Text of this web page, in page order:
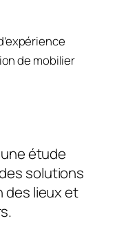
de mobilier
étude
solutions
des lieux et